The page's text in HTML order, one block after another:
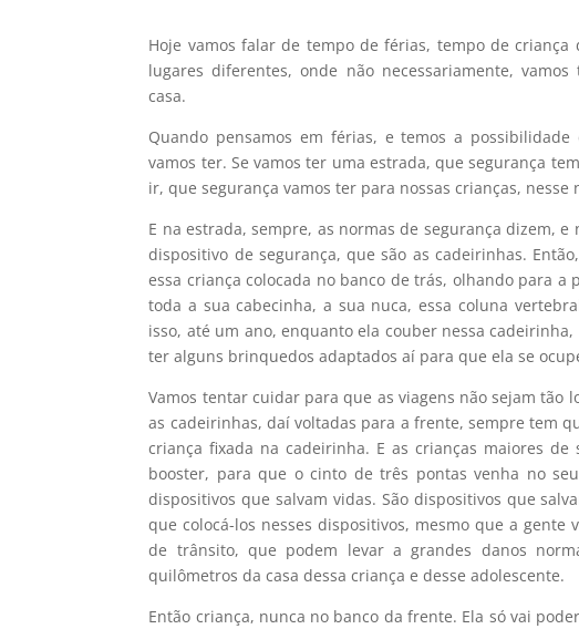
Hoje vamos falar de tempo de férias, tempo de
lugares diferentes, onde não necessariamente,
casa.
Quando pensamos em férias, e temos a
vamos ter. Se vamos ter uma estrada, que segurança
ir, que segurança vamos ter para nossas crianças, nesse
E na estrada, sempre, as normas de segurança dizem,
dispositivo de segurança, que são as cadeirinhas.
essa criança colocada no banco de trás, olhando para
toda a sua cabecinha, a sua nuca, essa coluna
isso, até um ano, enquanto ela couber nessa
ter alguns brinquedos adaptados aí para que ela se
Vamos tentar cuidar para que as viagens não sejam
as cadeirinhas, daí voltadas para a frente, sempre tem
criança fixada na cadeirinha. E as crianças maiores de
booster, para que o cinto de três pontas venha no
dispositivos que salvam vidas. São dispositivos que
que colocá-los nesses dispositivos, mesmo que a
de trânsito, que podem levar a grandes danos
quilômetros da casa dessa criança e desse adolescente.
Então criança, nunca no banco da frente. Ela só vai